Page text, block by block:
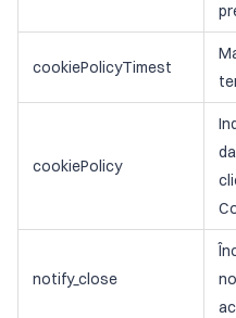
cookiePolicyTimest
cookiePolicy
notify_close